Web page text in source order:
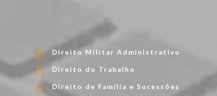
Direito Militar Administrativo
Direito do Trabalho
Direito de Família e Sucessões